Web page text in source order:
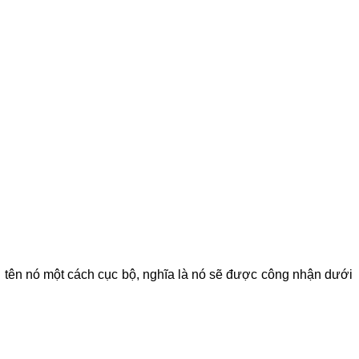
nó một cách cục bộ, nghĩa là nó sẽ được công nhận dưới